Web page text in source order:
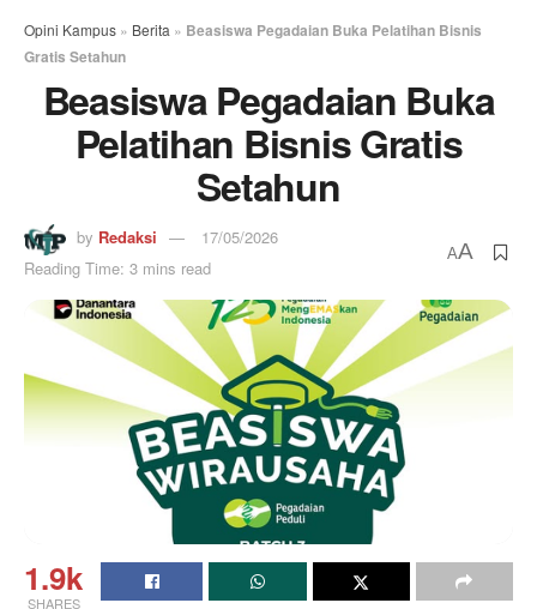
Opini Kampus » Berita » Beasiswa Pegadaian Buka Pelatihan Bisnis
Gratis Setahun
Beasiswa Pegadaian Buka
Pelatihan Bisnis Gratis
Setahun
by Redaksi
17/05/2026
Reading Time: 3 mins read
AA
1.9k
SHARES